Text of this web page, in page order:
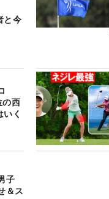
と今
西
く
子
＆ス